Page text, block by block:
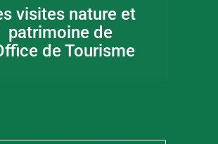
visites nature et
patrimoine de
de Tourisme